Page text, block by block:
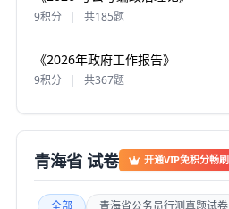
9积分 | 共185题
《2026年政府工作报告》
9积分 共367题
青海省 试卷 开通VIP免积分畅刷